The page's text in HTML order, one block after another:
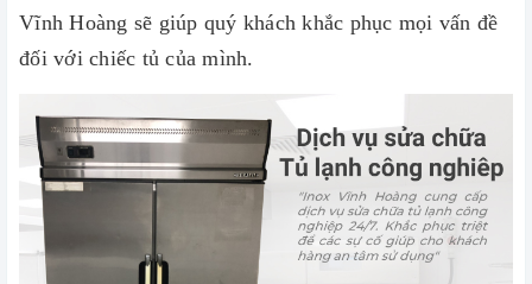
Vĩnh Hoàng sẽ giúp quý khách khắc phục mọi vấn đề
đối với chiếc tủ của mình.